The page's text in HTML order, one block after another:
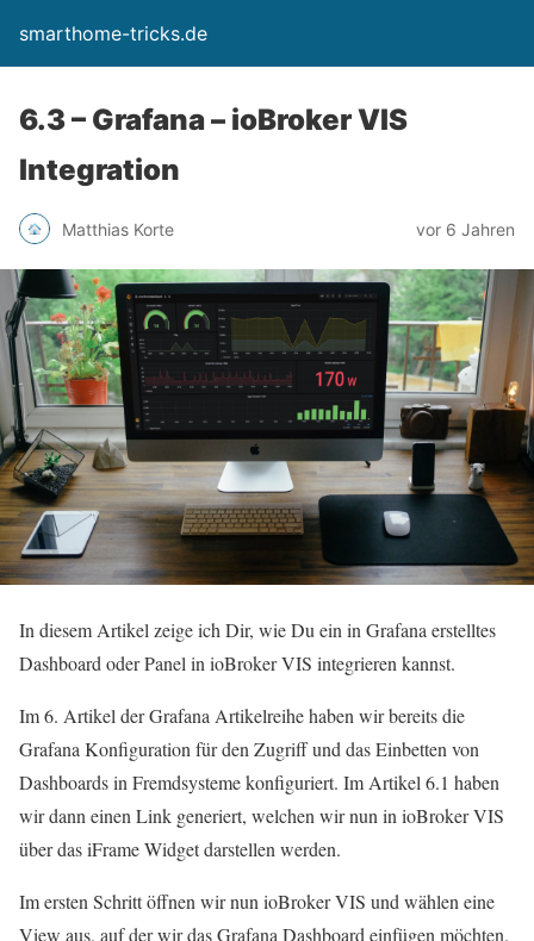
smarthome-tricks.de
6.3 – Grafana – ioBroker VIS
Integration
Matthias Korte vor 6 Jahren
In diesem Artikel zeige ich Dir, wie Du ein in Grafana erstelltes
Dashboard oder Panel in ioBroker VIS integrieren kannst.
Im 6. Artikel der Grafana Artikelreihe haben wir bereits die
Grafana Konfiguration für den Zugriff und das Einbetten von
Dashboards in Fremdsysteme konfiguriert. Im Artikel 6.1 haben
wir dann einen Link generiert, welchen wir nun in ioBroker VIS
über das iFrame Widget darstellen werden.
Im ersten Schritt öffnen wir nun ioBroker VIS und wählen eine
View aus, auf der wir das Grafana Dashboard einfügen möchten.